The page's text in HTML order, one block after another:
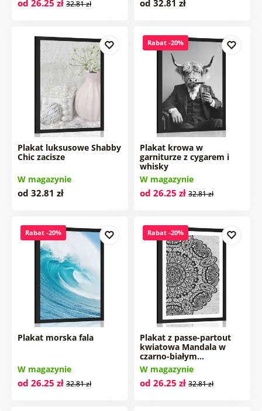
od 26.25 zł 32.81 zł od 32.81 zł
Plakat luksusowe Shabby
Chic zacisze
W magazynie
od 32.81 zł
Rabat -20%
Plakat krowa w
garniturze z cygarem i
whisky
W magazynie
od 26.25 zł 32.81 zł
Rabat -20%
Plakat morska fala
W magazynie
od 26.25 zł 32.81 zł
Rabat -20%
Plakat z passe-partout
kwiatowa Mandala w
czarno-białym…
W magazynie
od 26.25 zł 32.81 zł